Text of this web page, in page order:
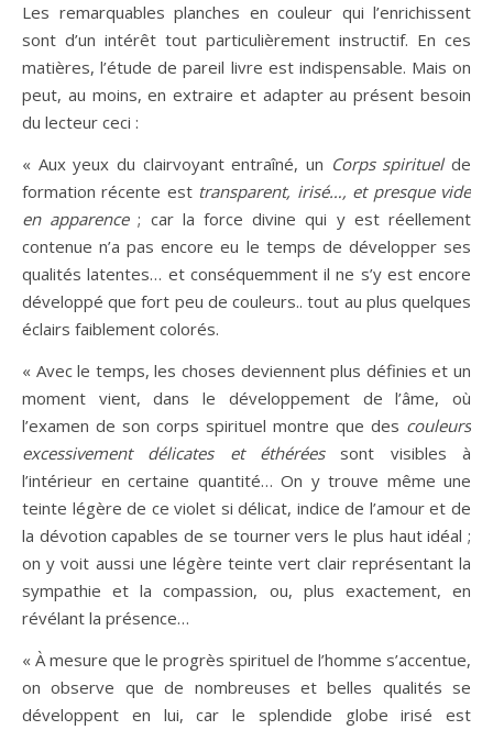
Les remarquables planches en couleur qui l’enrichissent
sont d’un intérêt tout particulièrement instructif. En ces
matières, l’étude de pareil livre est indispensable. Mais on
peut, au moins, en extraire et adapter au présent besoin
du lecteur ceci :
« Aux yeux du clairvoyant entraîné, un Corps spirituelde
formation récente est transparent, irisé…, et presque vide
en apparence; car la force divine qui y est réellement
contenue n’a pas encore eu le temps de développer ses
qualités latentes… et conséquemment il ne s’y est encore
développé que fort peu de couleurs.. tout au plus quelques
éclairs faiblement colorés.
« Avec le temps, les choses deviennent plus définies et un
moment vient, dans le développement de l’âme, où
l’examen de son corps spirituel montre que des couleurs
excessivement délicates et éthéréessont visibles à
l’intérieur en certaine quantité… On y trouve même une
teinte légère de ce violet si délicat, indice de l’amour et de
la dévotion capables de se tourner vers le plus haut idéal ;
on y voit aussi une légère teinte vert clair représentant la
sympathie et la compassion, ou, plus exactement, en
révélant la présence…
« À mesure que le progrès spirituel de l’homme s’accentue,
on observe que de nombreuses et belles qualités se
développent en lui, car le splendide globe irisé est